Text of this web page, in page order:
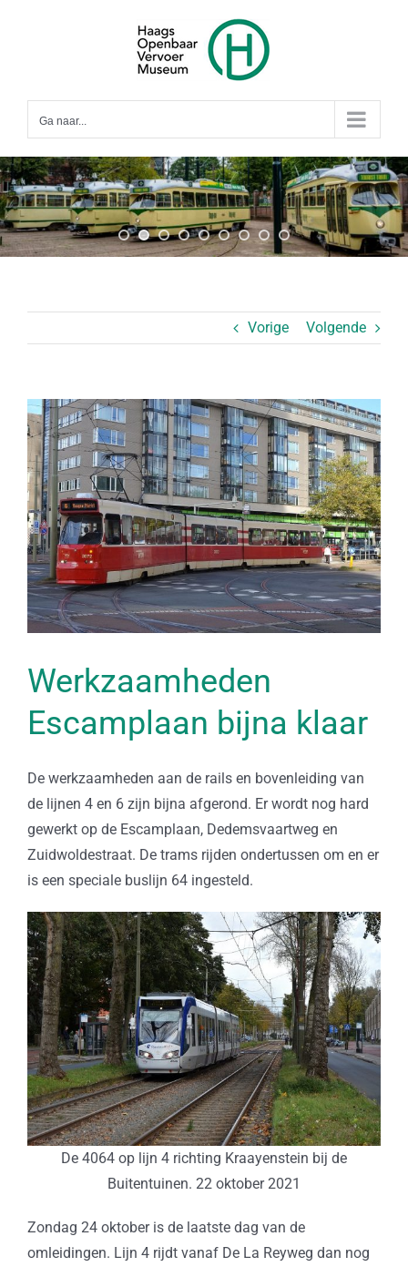
Ga naar...
Vorige Volgende
Bekijk
grotere
afbeelding
Werkzaamheden
Escamplaan bijna klaar
De werkzaamheden aan de rails en bovenleiding van
de lijnen 4 en 6 zijn bijna afgerond. Er wordt nog hard
gewerkt op de Escamplaan, Dedemsvaartweg en
Zuidwoldestraat. De trams rijden ondertussen om en er
is een speciale buslijn 64 ingesteld.
De 4064 op lijn 4 richting Kraayenstein bij de
Buitentuinen. 22 oktober 2021
Zondag 24 oktober is de laatste dag van de
omleidingen. Lijn 4 rijdt vanaf De La Reyweg dan nog